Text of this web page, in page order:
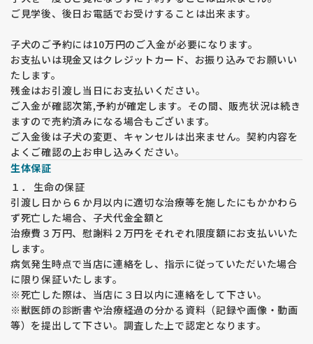
が増す。また、気を付けて育てた子は家庭犬の方が結果がよく
環境により悪くなる例としては階段での生活、コンクリートで
の運動、登山・マラソン・自転車並走などの長時間の強い運
動、肥満、運動不足などが考えられます。
また、日本の現状は良い状態でない犬が非常に多いことも経験
からわかりました。
子犬を購入の際は両親や近親犬の情報のある子犬を選ばれるこ
とをお勧めします。
股関節形成不全とはゴールデン・ラブラドールに多い遺伝性の
関節の病気です。重度の場合、脱臼したり神経を圧迫して痛み
が出るため歩くことが困難になる恐れがあります。
根治する方法は無く、外科的手術になると、治療費は高額にな
ります。何よりワンちゃんは一生痛みに耐えながら生きること
になります。
股関節形成不全の発症の要因は７０％が遺伝的要因・残り３
０％は環境要因と言われており、両親を検査することは生まれ
てくる子犬の遺伝子をコントロールする意味で大変重要な意味
を持っています。
両親の説明部分に表示されている数字はＪＡＨＤのスコアで、
片側０～４５まであり、数字が小さいほど良い関節を表してま
す。
福田ブリーダーの平均値は片側６でブリーディングラインを１
３以下と決めリスクを下げる取り組みをしています。
ご見学後、後日お電話でお受けすることは出来ます。
子犬のご予約には10万円のご入金が必要になります。
お支払いは現金又はクレジットカード、お振り込みでお願いい
たします。
残金はお引渡し当日にお支払いください。
ご入金が確認次第,予約が確定します。その間、販売状況は続き
ますので売約済みになる場合もございます。
ご入金後は子犬の変更、キャンセルは出来ません。契約内容を
よくご確認の上お申し込みください。
生体保証
１． 生命の保証
引渡し日から６か月以内に適切な治療等を施したにもかかわら
ず死亡した場合、子犬代金全額と
治療費３万円、慰謝料２万円をそれぞれ限度額にお支払いいた
します。
病気発生時点で当店に連絡をし、指示に従っていただいた場合
に限り保証いたします。
※死亡した際は、当店に３日以内に連絡をして下さい。
※獣医師の診断書や治療経過の分かる資料（記録や画像・動画
等）を提出して下さい。調査した上で認定となります。